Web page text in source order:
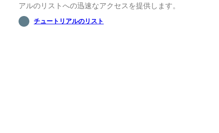
アルのリストへの迅速なアクセスを提供します。
チュートリアルのリスト